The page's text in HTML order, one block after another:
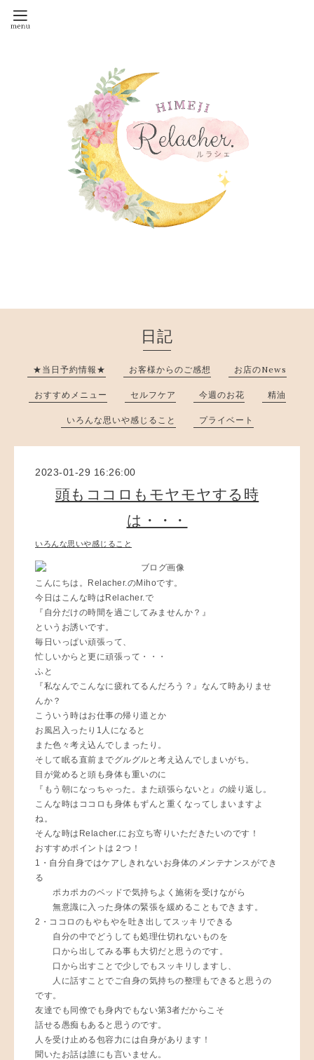
日記
★当日予約情報★ お客様からのご感想 お店のNews
おすすめメニュー セルフケア 今週のお花 精油
いろんな思いや感じること プライベート
2023-01-29 16:26:00
頭もココロもモヤモヤする時
は・・・
いろんな思いや感じること
こんにちは。Relacher.のMihoです。
今日はこんな時はRelacher.で
『自分だけの時間を過ごしてみませんか？』
というお誘いです。
毎日いっぱい頑張って、
忙しいからと更に頑張って・・・
ふと
『私なんでこんなに疲れてるんだろう？』なんて時ありませ
んか？
こういう時はお仕事の帰り道とか
お風呂入ったり1人になると
また色々考え込んでしまったり。
そして眠る直前までグルグルと考え込んでしまいがち。
目が覚めると頭も身体も重いのに
『もう朝になっちゃった。また頑張らないと』の繰り返し。
こんな時はココロも身体もずんと重くなってしまいますよ
ね。
そんな時はRelacher.にお立ち寄りいただきたいのです！
おすすめポイントは２つ！
1・自分自身ではケアしきれないお身体のメンテナンスができ
る
ポカポカのベッドで気持ちよく施術を受けながら
無意識に入った身体の緊張を緩めることもできます。
2・ココロのもやもやを吐き出してスッキリできる
自分の中でどうしても処理仕切れないものを
口から出してみる事も大切だと思うのです。
口から出すことで少しでもスッキリしますし、
人に話すことでご自身の気持ちの整理もできると思うの
です。
友達でも同僚でも身内でもない第3者だからこそ
話せる愚痴もあると思うのです。
人を受け止める包容力には自身があります！
聞いたお話は誰にも言いません。